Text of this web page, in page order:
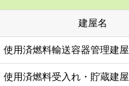
建屋名
使用済燃料輸送容器管理建屋
使用済燃料受入れ・貯蔵建屋